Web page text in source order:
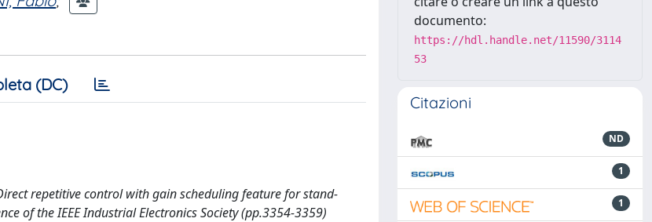
(DC)
repetitive control with gain scheduling feature for stand-
of the IEEE Industrial Electronics Society (pp.3354-3359)
documento:
https://hdl.handle.net/11590/3114
53
Citazioni
ND
1
1